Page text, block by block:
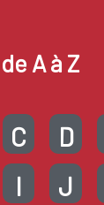
A à Z
C D
I J